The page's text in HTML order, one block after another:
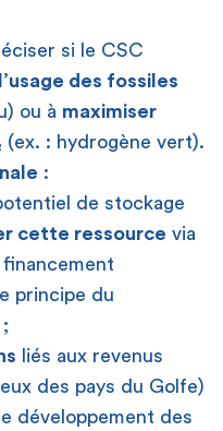
si le CSC
des fossiles
ou à maximiser
(ex. : hydrogène vert).
:
de stockage
cette ressource via
principe du
;
liés aux revenus
des pays du Golfe)
développement des